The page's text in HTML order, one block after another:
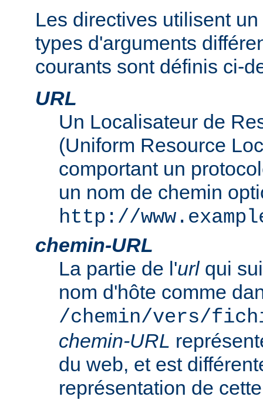
Les directives utilisent
types d'arguments
courants sont définis ci-
URL
Un Localisateur de
(Uniform Resource
comportant un
un nom de chemin
http://
chemin-URL
La partie de l'urlqui
nom d'hôte comme
/chemin/vers/
chemin-URL
du web, et est
représentation de